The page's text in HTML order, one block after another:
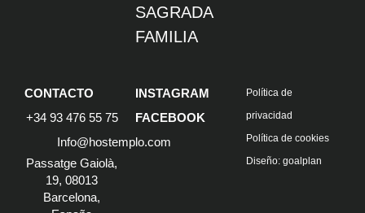
SAGRADA
FAMILIA
CONTACTO
+34 93 476 55 75
Info@hostemplo.com
Passatge Gaiolà,
19, 08013
Barcelona,
INSTAGRAM
FACEBOOK
Política de
privacidad
Política de cookies
Diseño: goalplan